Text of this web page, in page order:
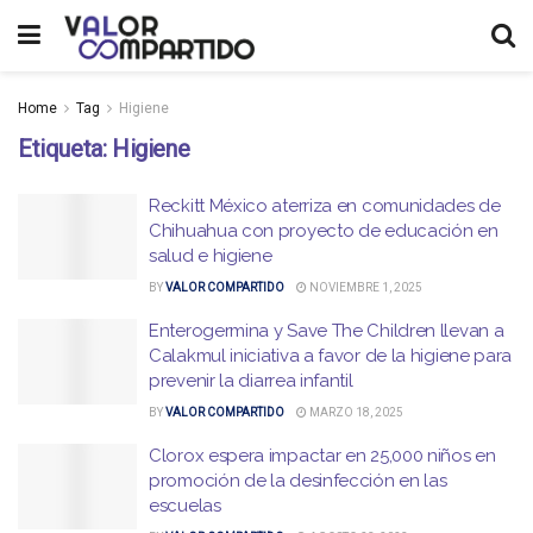
Home Tag Higiene
Etiqueta: Higiene
Reckitt México aterriza en comunidades de
Chihuahua con proyecto de educación en
salud e higiene
BYVALOR COMPARTIDO NOVIEMBRE 1, 2025
Enterogermina y Save The Children llevan a
Calakmul iniciativa a favor de la higiene para
prevenir la diarrea infantil
BYVALOR COMPARTIDO MARZO 18, 2025
Clorox espera impactar en 25,000 niños en
promoción de la desinfección en las
escuelas